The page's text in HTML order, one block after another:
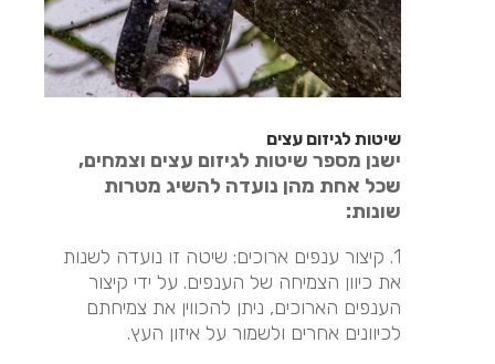
שיטות לגיזום עצים
ישנן מספר שיטות לגיזום עצים וצמחים,
שכל אחת מהן נועדה להשיג מטרות
שונות:
1. קיצור ענפים ארוכים: שיטה זו נועדה לשנות
את כיוון הצמיחה של הענפים. על ידי קיצור
הענפים הארוכים, ניתן להכווין את צמיחתם
לכיוונים אחרים ולשמור על איזון העץ.